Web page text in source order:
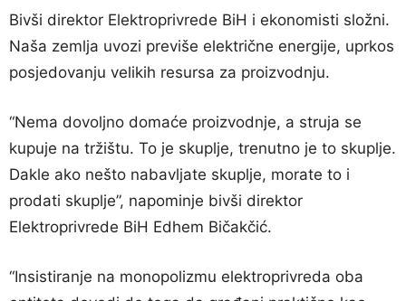
Bivši direktor Elektroprivrede BiH i ekonomisti složni.
Naša zemlja uvozi previše električne energije, uprkos
posjedovanju velikih resursa za proizvodnju.
“Nema dovoljno domaće proizvodnje, a struja se
kupuje na tržištu. To je skuplje, trenutno je to skuplje.
Dakle ako nešto nabavljate skuplje, morate to i
prodati skuplje”, napominje bivši direktor
Elektroprivrede BiH Edhem Bičakčić.
“Insistiranje na monopolizmu elektroprivreda oba